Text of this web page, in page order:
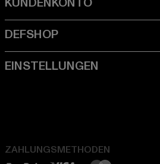
ZAHLUNGSMETHODEN